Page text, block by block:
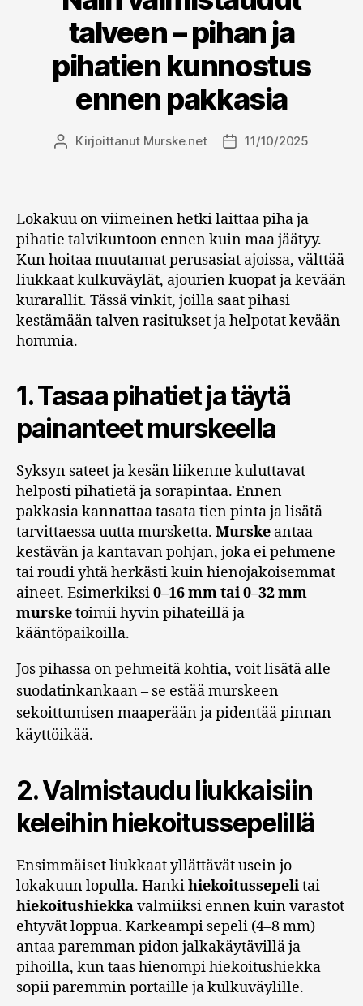
talveen – pihan ja
pihatien kunnostus
ennen pakkasia
Kirjoittaja
Kirjoittanut Murske.net Julkaisupäivämäärä
11/10/2025
Lokakuu on viimeinen hetki laittaa piha ja
pihatie talvikuntoon ennen kuin maa jäätyy.
Kun hoitaa muutamat perusasiat ajoissa, välttää
liukkaat kulkuväylät, ajourien kuopat ja kevään
kurarallit. Tässä vinkit, joilla saat pihasi
kestämään talven rasitukset ja helpotat kevään
hommia.
1. Tasaa pihatiet ja täytä
painanteet murskeella
Syksyn sateet ja kesän liikenne kuluttavat
helposti pihatietä ja sorapintaa. Ennen
pakkasia kannattaa tasata tien pinta ja lisätä
tarvittaessa uutta mursketta. Murske antaa
kestävän ja kantavan pohjan, joka ei pehmene
tai roudi yhtä herkästi kuin hienojakoisemmat
aineet. Esimerkiksi0–16 mm tai 0–32 mm
mursketoimii hyvin pihateillä ja
kääntöpaikoilla.
Jos pihassa on pehmeitä kohtia, voit lisätä alle
suodatinkankaan – se estää murskeen
sekoittumisen maaperään ja pidentää pinnan
käyttöikää.
2. Valmistaudu liukkaisiin
keleihin hiekoitussepelillä
Ensimmäiset liukkaat yllättävät usein jo
lokakuun lopulla. Hankihiekoitussepelitai
hiekoitushiekkavalmiiksi ennen kuin varastot
ehtyvät loppua. Karkeampi sepeli (4–8 mm)
antaa paremman pidon jalkakäytävillä ja
pihoilla, kun taas hienompi hiekoitushiekka
sopii paremmin portaille ja kulkuväylille.